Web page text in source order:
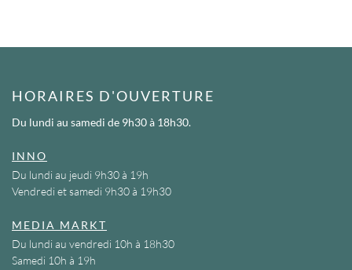
HORAIRES D'OUVERTURE
Du lundi au samedi de 9h30 à 18h30.
INNO
Du lundi au jeudi 9h30 à 19h
Vendredi et samedi 9h30 à 19h30
MEDIA MARKT
Du lundi au vendredi 10h à 18h30
Samedi 10h à 19h